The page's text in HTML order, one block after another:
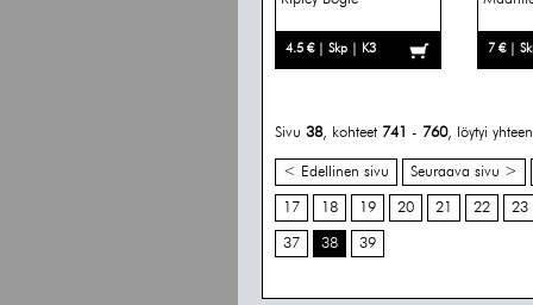
4.5 € | Skp | K3 7 € |
Sivu 38, kohteet 741 - 760, löytyi
< Edellinen sivu Seuraava sivu >
17 18 19 20 21 22 23
37 38 39